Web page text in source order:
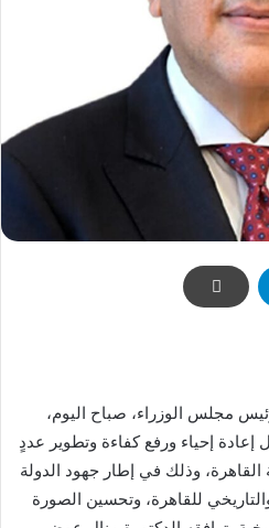
مجلس الوزراء، صباح اليوم،
إعادة إحياء ورفع كفاءة وتطوير عددٍ
وذلك في إطار جهود الدولة
للقاهرة، وتحسين الصورة